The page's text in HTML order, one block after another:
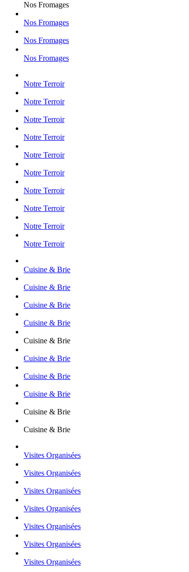
Nos Fromages
Nos Fromages
Nos Fromages
Nos Fromages
Notre Terroir
Notre Terroir
Notre Terroir
Notre Terroir
Notre Terroir
Notre Terroir
Notre Terroir
Notre Terroir
Notre Terroir
Notre Terroir
Cuisine & Brie
Cuisine & Brie
Cuisine & Brie
Cuisine & Brie
Cuisine & Brie
Cuisine & Brie
Cuisine & Brie
Cuisine & Brie
Cuisine & Brie
Cuisine & Brie
Visites Organisées
Visites Organisées
Visites Organisées
Visites Organisées
Visites Organisées
Visites Organisées
Visites Organisées